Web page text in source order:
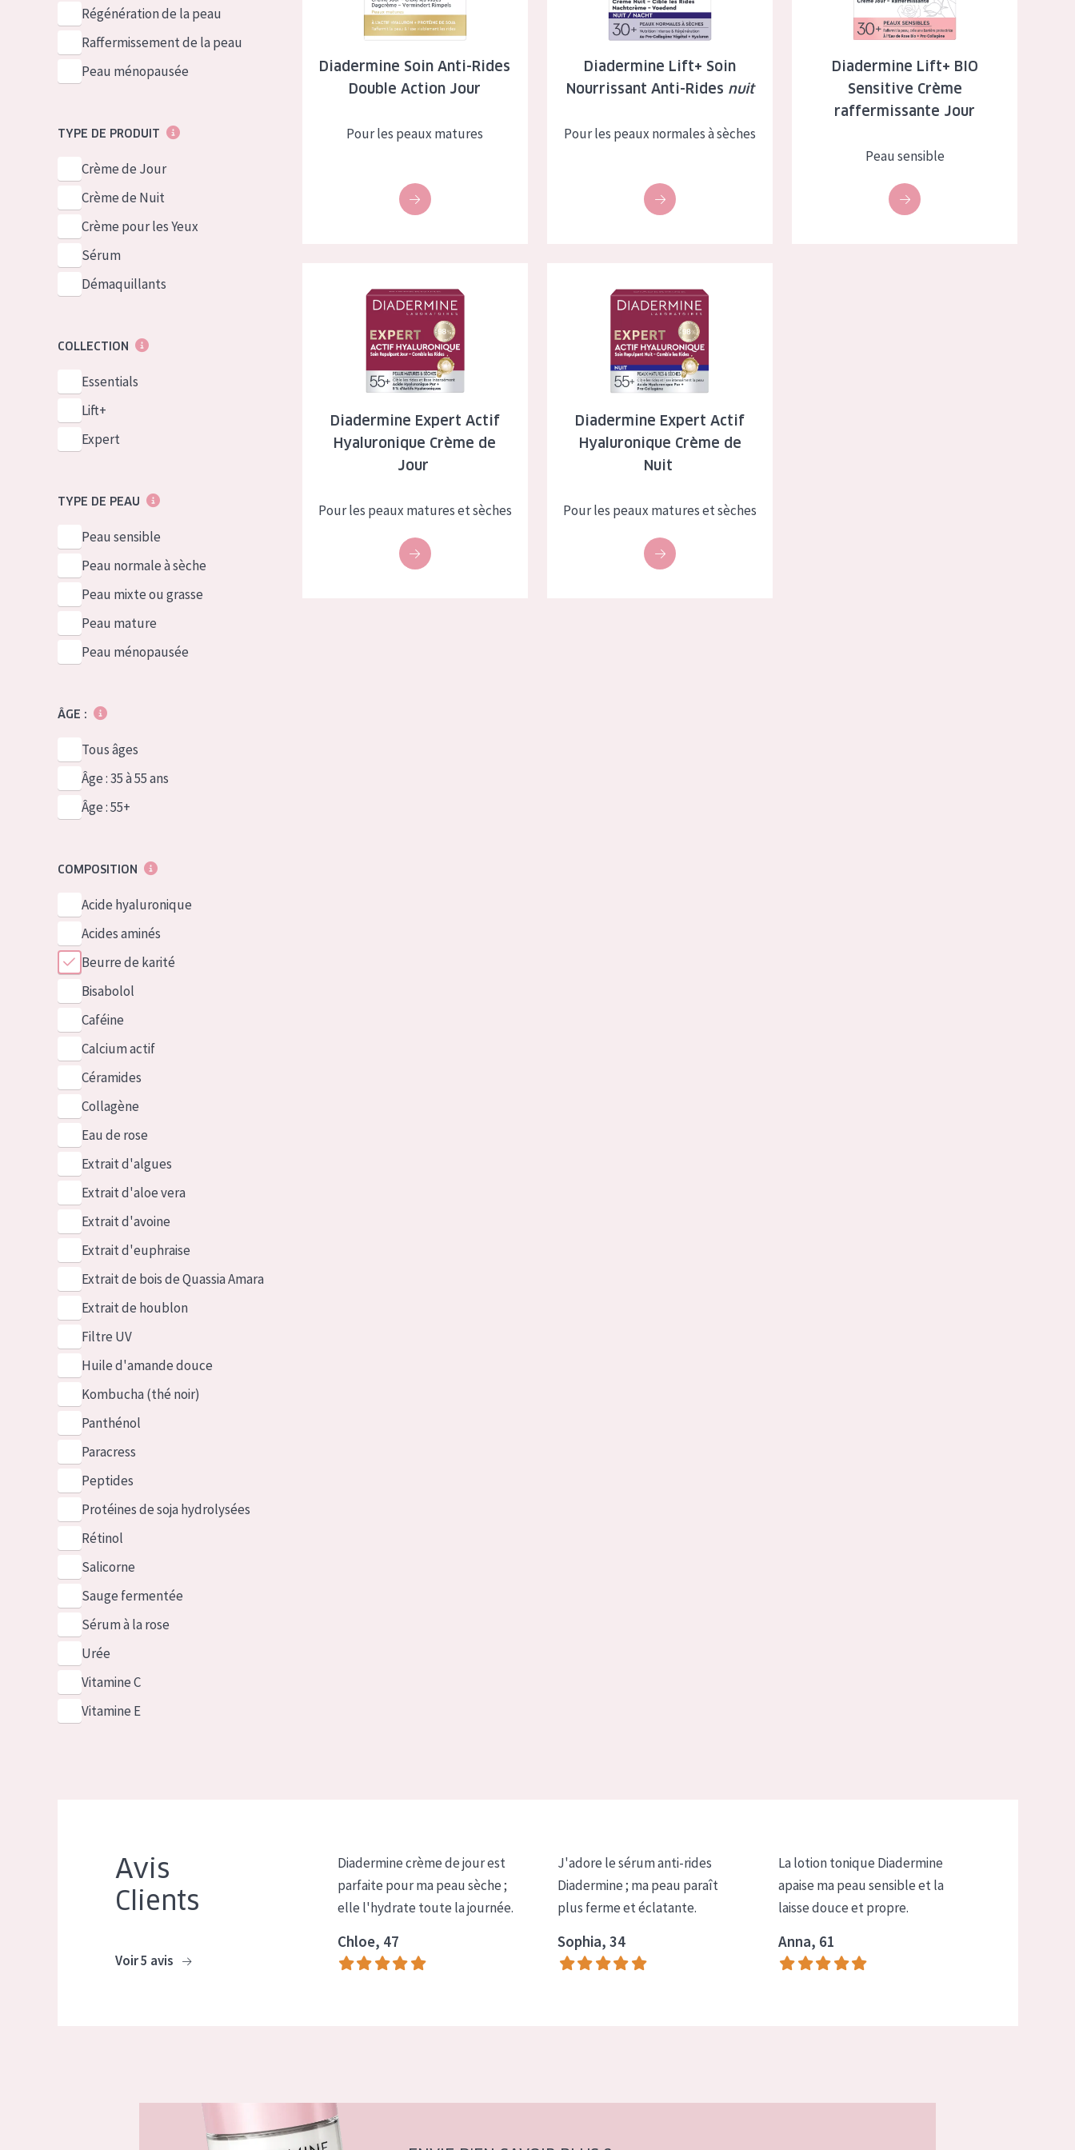
Peau normale à sèche
Peau mixte ou grasse
Peau mature
Âge : 35 à 55 ans
Âge : 55+
Régénération de la peau
Raffermissement de la peau
Peau ménopausée
TYPE DE PRODUIT
Crème de Jour
Crème de Nuit
Crème pour les Yeux
Sérum
Démaquillants
COLLECTION
Essentials
Lift+
Expert
TYPE DE PEAU
Peau sensible
Peau normale à sèche
Peau mixte ou grasse
Peau mature
Peau ménopausée
ÂGE :
Tous âges
Âge : 35 à 55 ans
Âge : 55+
COMPOSITION
Acide hyaluronique
Acides aminés
Beurre de karité
Bisabolol
Caféine
Calcium actif
Céramides
Collagène
Eau de rose
Extrait d'algues
Extrait d'aloe vera
Extrait d'avoine
Extrait d'euphraise
Extrait de bois de Quassia Amara
Extrait de houblon
Filtre UV
Huile d'amande douce
Kombucha (thé noir)
Panthénol
Paracress
Peptides
Protéines de soja hydrolysées
Rétinol
Salicorne
Sauge fermentée
Sérum à la rose
Urée
Vitamine C
Vitamine E
Diadermine Soin Anti-Rides
Double Action Jour
Pour les peaux matures
Diadermine Lift+ Soin
Nourrissant Anti-Rides nuit
Pour les peaux normales à sèches
Diadermine Lift+ BIO
Sensitive Crème
raffermissante Jour
Peau sensible
Diadermine Expert Actif
Hyaluronique Crème de
Jour
Pour les peaux matures et sèches
Diadermine Expert Actif
Hyaluronique Crème de
Nuit
Pour les peaux matures et sèches
Avis
Clients
Voir 5 avis
Diadermine crème de jour est
parfaite pour ma peau sèche ;
elle l'hydrate toute la journée.
Chloe, 47
J'adore le sérum anti-rides
Diadermine ; ma peau paraît
plus ferme et éclatante.
Sophia, 34
La lotion tonique Diadermine
apaise ma peau sensible et la
laisse douce et propre.
Anna, 61